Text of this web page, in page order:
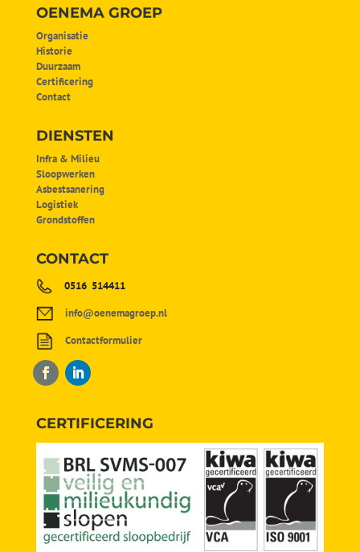
OENEMA GROEP
Organisatie
Historie
Duurzaam
Certificering
Contact
DIENSTEN
Infra & Milieu
Sloopwerken
Asbestsanering
Logistiek
Grondstoffen
CONTACT
0516 514411
info@oenemagroep.nl
Contactformulier
CERTIFICERING